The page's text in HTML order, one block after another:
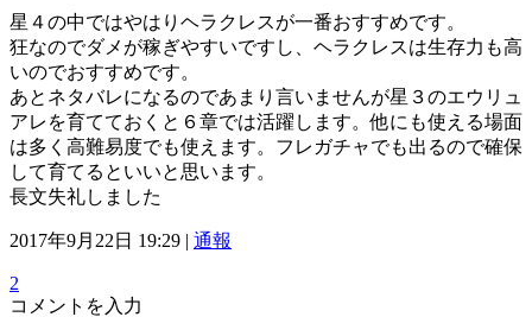
星４の中ではやはりヘラクレスが一番おすすめです。
狂なのでダメが稼ぎやすいですし、ヘラクレスは生存力も高
いのでおすすめです。
あとネタバレになるのであまり言いませんが星３のエウリュ
アレを育てておくと６章では活躍します。他にも使える場面
は多く高難易度でも使えます。フレガチャでも出るので確保
して育てるといいと思います。
長文失礼しました
2017年9月22日 19:29 | 通報
2
コメントを入力